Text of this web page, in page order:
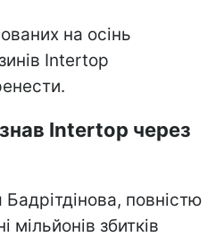
на осінь
Intertop
Intertop через
повністю
мільйонів збитків